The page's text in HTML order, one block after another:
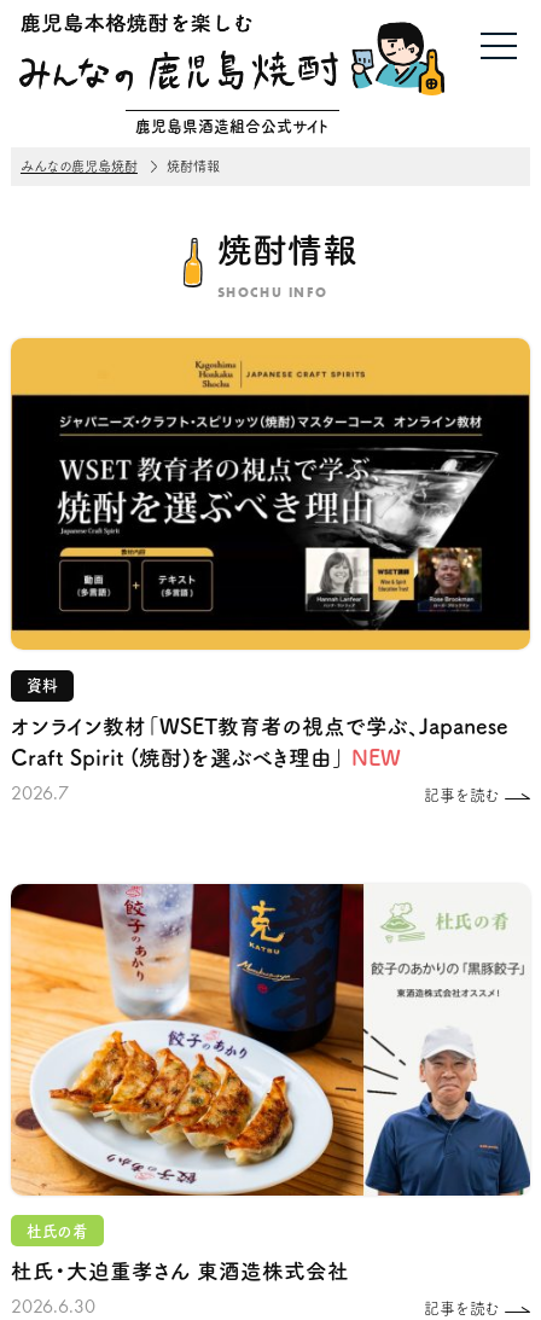
鹿児島県酒造組合公式サイト
みんなの鹿児島焼酎 焼酎情報
焼酎情報
SHOCHU INFO
資料
オンライン教材「WSET教育者の視点で学ぶ、Japanese
Craft Spirit (焼酎)を選ぶべき理由」 NEW
2026.7 記事を読む
杜氏の肴
杜氏・大迫重孝さん 東酒造株式会社
2026.6.30 記事を読む